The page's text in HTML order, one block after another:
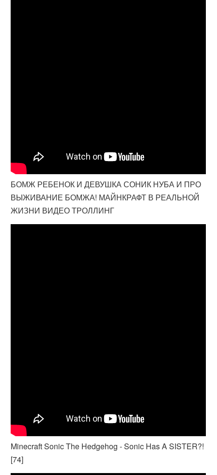
БОМЖ РЕБЕНОК И ДЕВУШКА СОНИК НУБА И ПРО
ВЫЖИВАНИЕ БОМЖА! МАЙНКРАФТ В РЕАЛЬНОЙ
ЖИЗНИ ВИДЕО ТРОЛЛИНГ
Minecraft Sonic The Hedgehog - Sonic Has A SISTER?!
[74]